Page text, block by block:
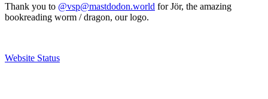
Thank you to @vsp@mastdodon.world for Jör, the amazing
bookreading worm / dragon, our logo.
Website Status